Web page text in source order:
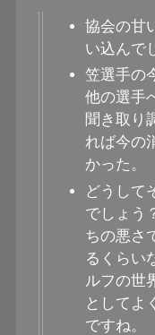
協会の甘
い込んで
笠選手の
他の選手
聞き取り
れば今の
かった。
どうして
でしょう
ちの悪さ
るくらい
ルフの世
としてよ
ですね。